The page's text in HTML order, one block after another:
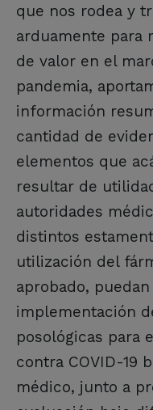
que nos rodea y
arduamente para
de valor en el
pandemia,
información
cantidad de
elementos que
resultar de
autoridades
distintos
utilización del
aprobado,
implementación
posológicas para
contra COVID-19
médico, junto a